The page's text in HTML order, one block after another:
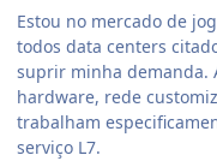
Estou no mercado de
todos data centers
suprir minha demanda.
hardware, rede
trabalham
serviço L7.